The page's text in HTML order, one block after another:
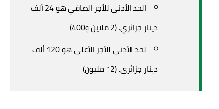
الحد الأدنى للأجر الصافي هو 24 ألف
دينار جزائري. (2 ملاين و400)
لحد الأدنى للأجر الأعلى هو 120 ألف
دينار جزائري. (12 مليون)